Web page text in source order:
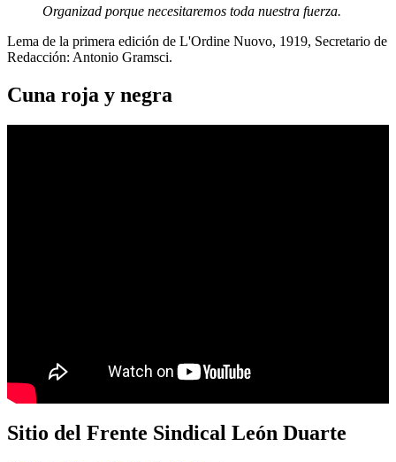
Organizad porque necesitaremos toda nuestra fuerza.
Lema de la primera edición de L'Ordine Nuovo, 1919, Secretario de
Redacción: Antonio Gramsci.
Cuna roja y negra
Sitio del Frente Sindical León Duarte